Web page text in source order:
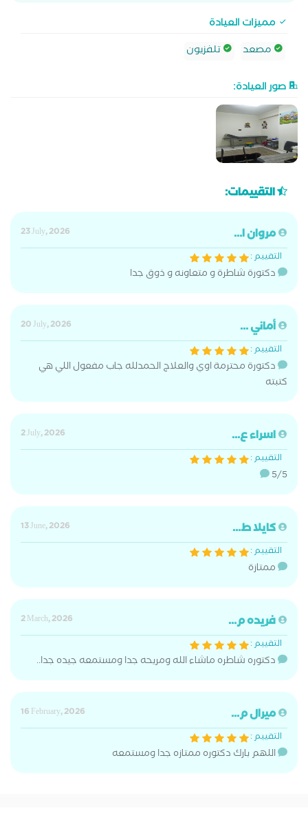
مميزات العيادة
مصعد
تلفزيون
صور العيادة:
التقييمات:
مروان ا...
23 July, 2026
التقييم :
دكتورة شاطرة و متعاونه و ذوق جدا
أماني ...
20 July, 2026
التقييم :
دكتورة محترمة اوي والعلاج الحمدلله جاب مفعول اللي هي
كتبته
اسراء ع...
2 July, 2026
التقييم :
5/5
كايلا ط...
13 June, 2026
التقييم :
ممتازة
فريده م...
2 March, 2026
التقييم :
دكتوره شاطره ماشاء الله ومريحه جدا ومستمعه جيده جدا..
ميرال م...
16 February, 2026
التقييم :
اللهم بارك دكتوره ممتازه جدا ومستمعه